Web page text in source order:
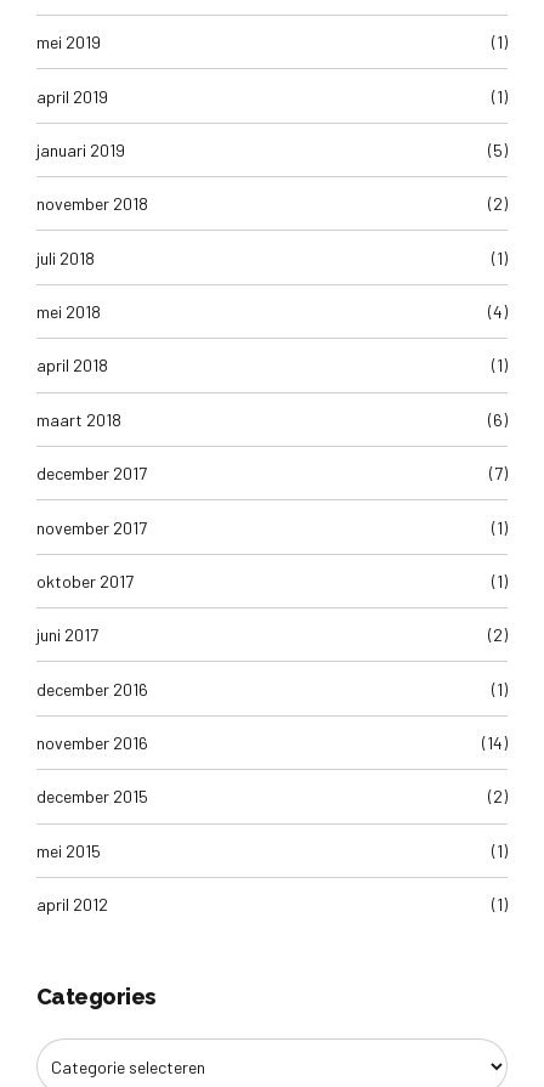
mei 2019 (1)
april 2019 (1)
januari 2019 (5)
november 2018 (2)
juli 2018 (1)
mei 2018 (4)
april 2018 (1)
maart 2018 (6)
december 2017 (7)
november 2017 (1)
oktober 2017 (1)
juni 2017 (2)
december 2016 (1)
november 2016 (14)
december 2015 (2)
mei 2015 (1)
april 2012 (1)
Categories